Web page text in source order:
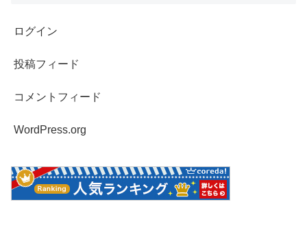
ログイン
投稿フィード
コメントフィード
WordPress.org